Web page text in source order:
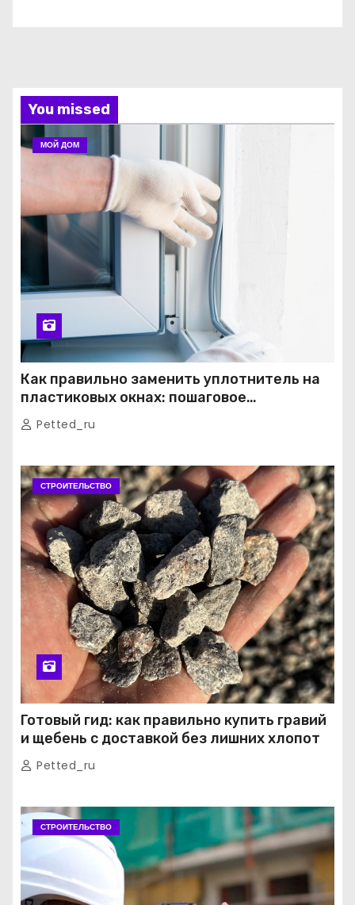
You missed
МОЙ ДОМ
Как правильно заменить уплотнитель на
пластиковых окнах: пошаговое
руководство от экспертов
Petted_ru
СТРОИТЕЛЬСТВО
Готовый гид: как правильно купить гравий
и щебень с доставкой без лишних хлопот
Petted_ru
СТРОИТЕЛЬСТВО